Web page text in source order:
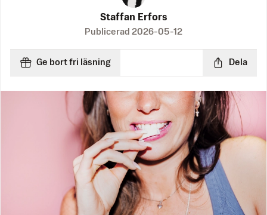
Staffan Erfors
Publicerad 2026-05-12
Ge bort fri läsning Dela